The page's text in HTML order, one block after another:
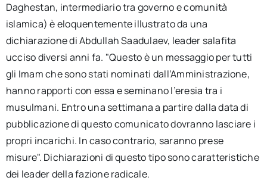
Daghestan, intermediario tra governo e comunità
islamica) è eloquentemente illustrato da una
dichiarazione di Abdullah Saadulaev, leader salafita
ucciso diversi anni fa. "Questo è un messaggio per tutti
gli Imam che sono stati nominati dall’Amministrazione,
hanno rapporti con essa e seminano l’eresia tra i
musulmani. Entro una settimana a partire dalla data di
pubblicazione di questo comunicato dovranno lasciare i
propri incarichi. In caso contrario, saranno prese
misure". Dichiarazioni di questo tipo sono caratteristiche
dei leader della fazione radicale.